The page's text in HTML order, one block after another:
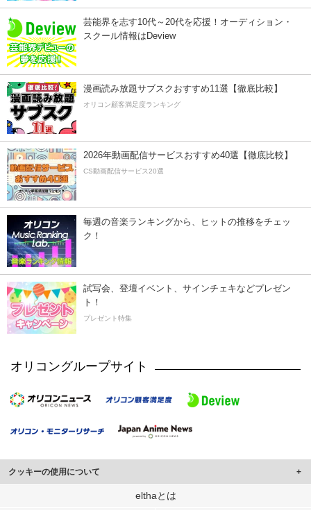
芸能界を志す10代～20代を応援！オーディション・
スクール情報はDeview
漫画読み放題サブスクおすすめ11選【徹底比較】
オリコン顧客満足度ランキング
2026年動画配信サービスおすすめ40選【徹底比較】
CS動画配信サービス20選
毎週の音楽ランキングから、ヒットの推移をチェッ
ク！
試写会、登壇イベント、サインチェキなどプレゼン
ト！
プレゼント特集
オリコングループサイト
クッキーの使用について
このサイトでは Cookie を使用して、ユーザーに合わせたコンテンツや広告の
elthaとは